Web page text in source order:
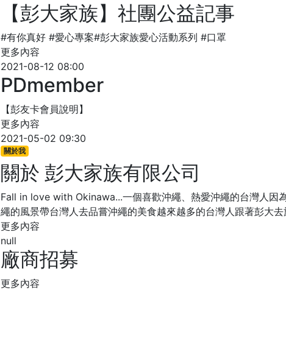
【彭大家族】社團公益記事
#有你真好 #愛心專案#彭大家族愛心活動系列 #口罩
更多內容
2021-08-12 08:00
PDmember
【彭友卡會員說明】
更多內容
2021-05-02 09:30
關於我
關於 彭大家族有限公司
Fall in love with Okinawa...一個喜歡沖繩、熱愛沖繩的台灣人因
繩的風景帶台灣人去品嘗沖繩的美食越來越多的台灣人跟著彭大
更多內容
null
廠商招募
更多內容